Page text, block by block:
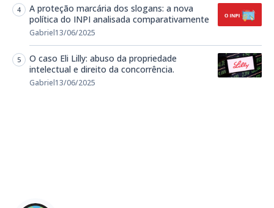
A proteção marcária dos slogans: a nova
política do INPI analisada comparativamente
Gabriel13/06/2025
O caso Eli Lilly: abuso da propriedade
intelectual e direito da concorrência.
Gabriel13/06/2025